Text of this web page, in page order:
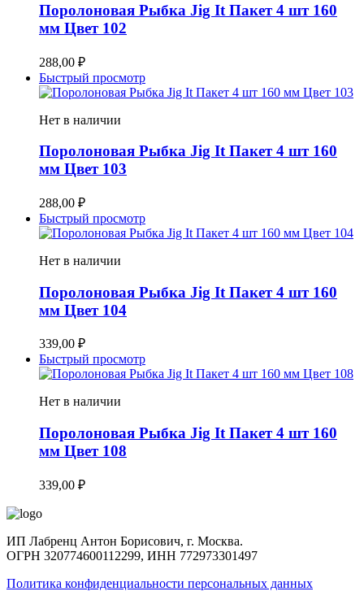
Поролоновая Рыбка Jig It Пакет 4 шт 160
мм Цвет 102
288,00 ₽
Быстрый просмотр
Нет в наличии
Поролоновая Рыбка Jig It Пакет 4 шт 160
мм Цвет 103
288,00 ₽
Быстрый просмотр
Нет в наличии
Поролоновая Рыбка Jig It Пакет 4 шт 160
мм Цвет 104
339,00 ₽
Быстрый просмотр
Нет в наличии
Поролоновая Рыбка Jig It Пакет 4 шт 160
мм Цвет 108
339,00 ₽
ИП Лабренц Антон Борисович, г. Москва.
ОГРН 320774600112299, ИНН 772973301497
Политика конфиденциальности персональных данных